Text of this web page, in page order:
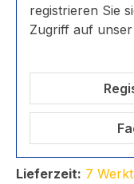
registrieren Sie
Zugriff auf
Lieferzeit: 7